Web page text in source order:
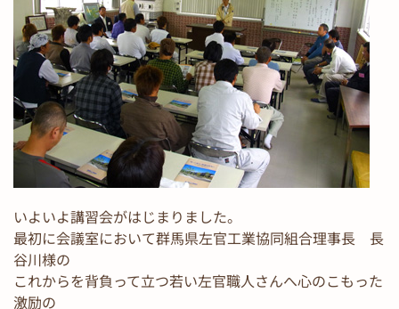
いよいよ講習会がはじまりました。
最初に会議室において群馬県左官工業協同組合理事長 長
谷川様の
これからを背負って立つ若い左官職人さんへ心のこもった
激励の